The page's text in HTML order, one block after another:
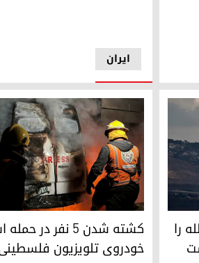
ایران
آرشیو
را عکس: رویترز کشته شدن ۵ نفر در
خودروی تلویزیون